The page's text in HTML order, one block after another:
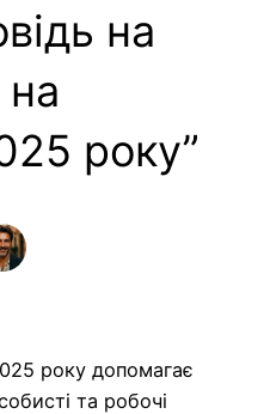
на
року”
року допомагає
та робочі